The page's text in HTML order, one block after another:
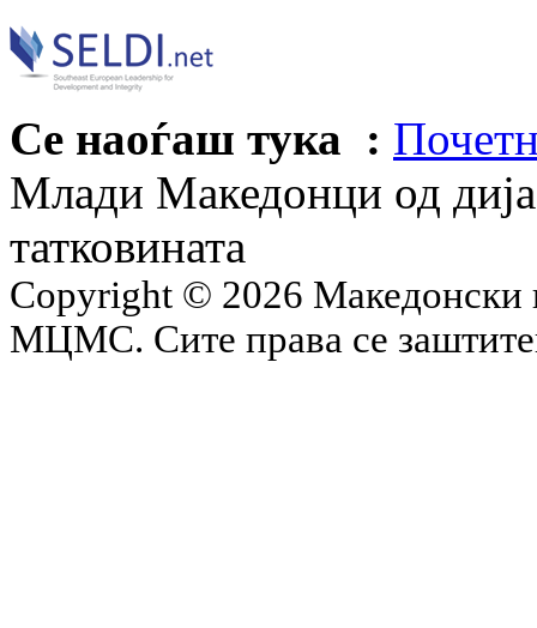
Се наоѓаш тука :
Млади Македонци од
татковината
Copyright © 2026 Македонски
МЦМС. Сите права се